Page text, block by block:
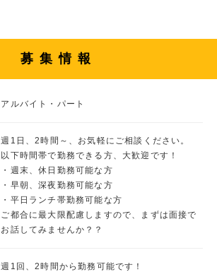
募集情報
アルバイト・パート
週1日、2時間～、お気軽にご相談ください。
以下時間帯で勤務できる方、大歓迎です！
・週末、休日勤務可能な方
・早朝、深夜勤務可能な方
・平日ランチ帯勤務可能な方
ご都合に最大限配慮しますので、まずは面接で
お話してみませんか？？
週1回、2時間から勤務可能です！